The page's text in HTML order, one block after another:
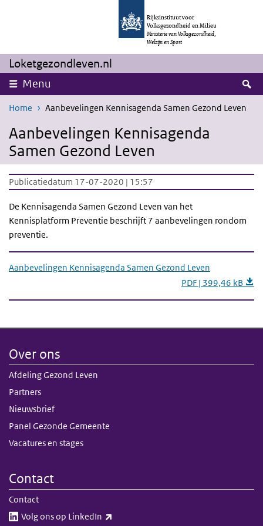
Overslaan en naar de inhoud gaan
Rijksinstituut voor
Volksgezondheid en Milieu
Ministerie van Volksgezondheid,
Welzijn en Sport
Loketgezondleven.nl
Menu
Home Aanbevelingen Kennisagenda Samen Gezond Leven
Aanbevelingen Kennisagenda
Samen Gezond Leven
Publicatiedatum 17-07-2020 | 15:57
De Kennisagenda Samen Gezond Leven van het
Kennisplatform Preventie beschrijft 7 aanbevelingen rondom
preventie.
Aanbevelingen Kennisagenda Samen Gezond Leven
PDF | 399,46 kB
Over ons
Afdeling Gezond Leven
Partners
Nieuwsbrief
Panel Gezonde Gemeente
Vacatures en stages
Contact
Contact
Volg ons op LinkedIn​​